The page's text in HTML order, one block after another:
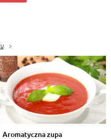
, 17.09.2016
Pyszny i zdrowy.
Odpowiedz
Aromatyczna zupa